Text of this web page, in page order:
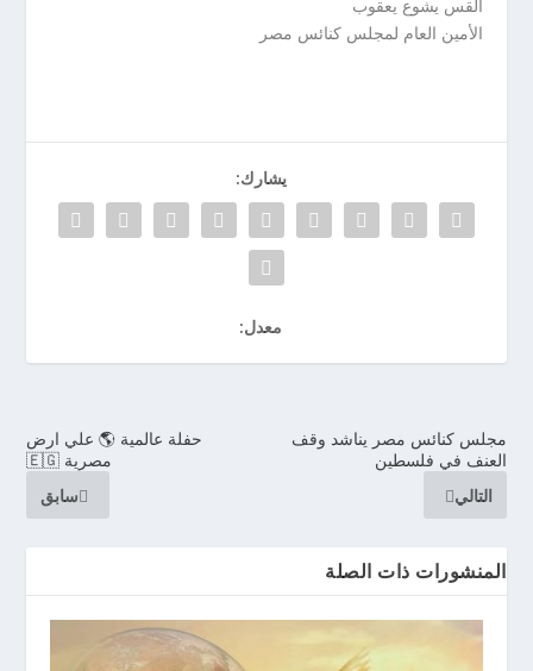
القس يشوع يعقوب
الأمين العام لمجلس كنائس مصر
يشارك:
معدل:
حفلة عالمية 🌎 علي ارض
مصرية 🇪🇬
سابق
مجلس كنائس مصر يناشد وقف
العنف في فلسطين
التالي
المنشورات ذات الصلة